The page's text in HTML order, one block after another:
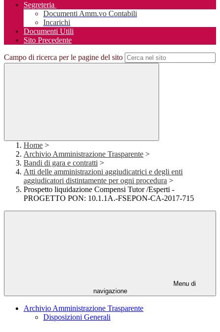
Segreteria
Documenti Amm.vo Contabili
Incarichi
Documenti Utili
Sito Precedente
Campo di ricerca per le pagine del sito
Home >
Archivio Amministrazione Trasparente >
Bandi di gara e contratti >
Atti delle amministrazioni aggiudicatrici e degli enti
aggiudicatori distintamente per ogni procedura >
Prospetto liquidazione Compensi Tutor /Esperti -
PROGETTO PON: 10.1.1A.-FSEPON-CA-2017-715
Menu di
navigazione
Archivio Amministrazione Trasparente
Disposizioni Generali